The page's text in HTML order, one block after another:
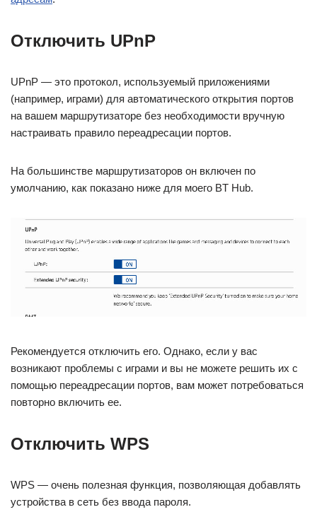
Отключить UPnP
UPnP — это протокол, используемый приложениями
(например, играми) для автоматического открытия портов
на вашем маршрутизаторе без необходимости вручную
настраивать правило переадресации портов.
На большинстве маршрутизаторов он включен по
умолчанию, как показано ниже для моего BT Hub.
Рекомендуется отключить его. Однако, если у вас
возникают проблемы с играми и вы не можете решить их с
помощью переадресации портов, вам может потребоваться
повторно включить ее.
Отключить WPS
WPS — очень полезная функция, позволяющая добавлять
устройства в сеть без ввода пароля.